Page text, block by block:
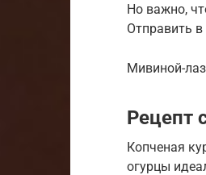
Но важно,
Отправить
Мивиной-
Рецепт
Копченая
огурцы